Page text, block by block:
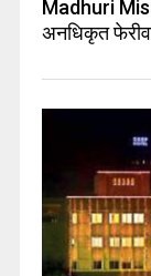
Madhuri Misal
अनधिकृत